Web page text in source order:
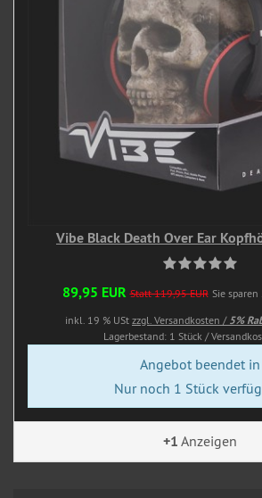
Vibe Black Death Over Ear
89,95 EUR Statt 119,95 EUR Sie sparen
inkl. 19 % USt zzgl. Versandkosten / 5%
Lagerbestand: 1 Stück /
Angebot beendet in
Nur noch 1 Stück
+1 Anzeigen